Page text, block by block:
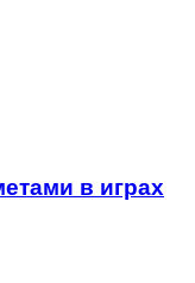
в играх